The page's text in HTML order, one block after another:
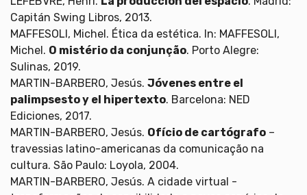
Capitán Swing Libros, 2013.
MAFFESOLI, Michel. Ética da estética. In: MAFFESOLI,
Michel. O mistério da conjunção. Porto Alegre:
Sulinas, 2019.
MARTIN-BARBERO, Jesús. Jóvenes entre el
palimpsesto y el hipertexto. Barcelona: NED
Ediciones, 2017.
MARTIN-BARBERO, Jesús. Ofício de cartógrafo –
travessias latino-americanas da comunicação na
cultura. São Paulo: Loyola, 2004.
MARTIN-BARBERO, Jesús. A cidade virtual -